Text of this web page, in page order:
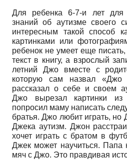
Для ребенка 6-7-и лет для
знаний об аутизме своего
интересным такой способ
картинками или
ребенок не умеет еще
текст в книгу, а взрослый
летний Джо вместе с
которую сам назвал
рассказал о себе и своем
Джо вырезал картинки из
попросил маму написать
братья. Джо любит играть, но
Джека аутизм. Джон
хочет играть с братом в
Джек может научиться. Папа
мяч с Джо. Это правдивая